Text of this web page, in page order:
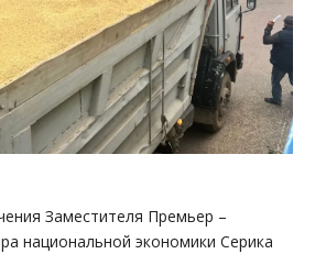
Заместителя Премьер –
национальной экономики Серика